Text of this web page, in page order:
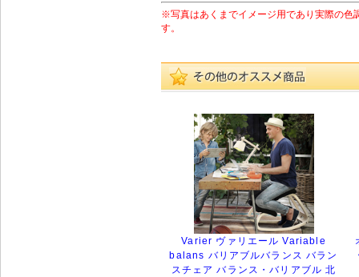
※写真はあくまでイメージ用であり実際の色
す。
Varier ヴァリエール Variable
balans バリアブルバランス バラン
スチェア バランス・バリアブル 北